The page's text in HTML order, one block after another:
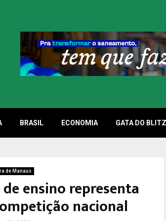
BRASIL ECONOMIA GATA DO BLITZ
de Manaus
ensino representa
nacional